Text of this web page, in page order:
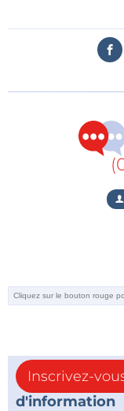
Pour
artifielle, comme
plusieurs
présentées et
système expert,
comportement
claires, ce qui
bibliographiques
guide de
Inscrivez-
d'information